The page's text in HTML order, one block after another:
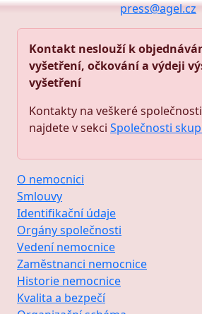
press@agel.cz
Kontakt neslouží k
vyšetření, očkování a výdeji
vyšetření
Kontakty na veškeré
najdete v sekci Společnosti
O nemocnici
Smlouvy
Identifikační údaje
Orgány společnosti
Vedení nemocnice
Zaměstnanci nemocnice
Historie nemocnice
Kvalita a bezpečí